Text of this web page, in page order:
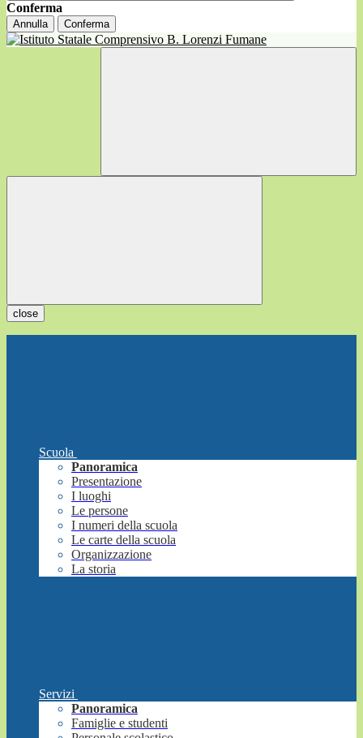
Conferma
Annulla Conferma
close
Scuola
Panoramica
Presentazione
I luoghi
Le persone
I numeri della scuola
Le carte della scuola
Organizzazione
La storia
Servizi
Panoramica
Famiglie e studenti